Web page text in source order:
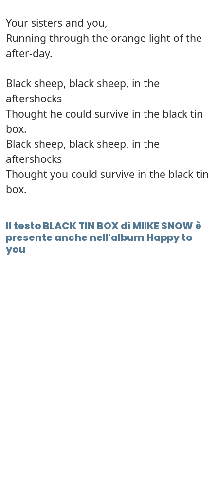
Your sisters and you,
Running through the orange light of the
after-day.
Black sheep, black sheep, in the
aftershocks
Thought he could survive in the black tin
box.
Black sheep, black sheep, in the
aftershocks
Thought you could survive in the black tin
box.
Il testo BLACK TIN BOX di MIIKE SNOW è
presente anche nell'album Happy to
you